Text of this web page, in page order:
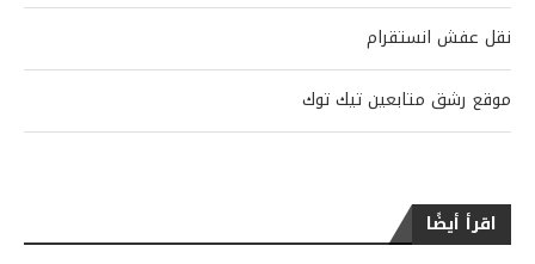
نقل عفش انستقرام
موقع رشق متابعين تيك توك
اقرأ أيضًا